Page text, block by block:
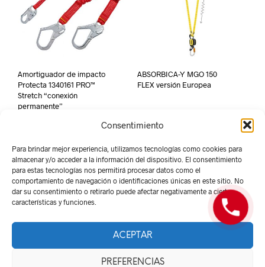
Consentimiento
Para brindar mejor experiencia, utilizamos tecnologías como cookies para
almacenar y/o acceder a la información del dispositivo. El consentimiento
para estas tecnologías nos permitirá procesar datos como el
comportamiento de navegación o identificaciones únicas en este sitio. No
dar su consentimiento o retirarlo puede afectar negativamente a ciertas
características y funciones.
ACEPTAR
PREFERENCIAS
Amortiguador de impacto
Protecta 1340161 PRO™
Stretch “conexión
permanente”
ABSORBICA-Y MGO 150
FLEX versión Europea
Derechos Reservados -Red Suministros 2026